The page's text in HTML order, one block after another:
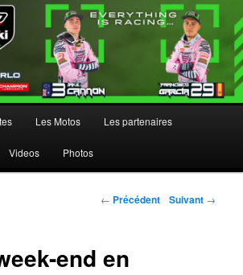
Les Motos Les partenaires
Videos Photos
Navigation des articles
← Précédent Suivant →
end en